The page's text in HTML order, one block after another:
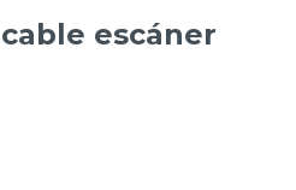
escáner